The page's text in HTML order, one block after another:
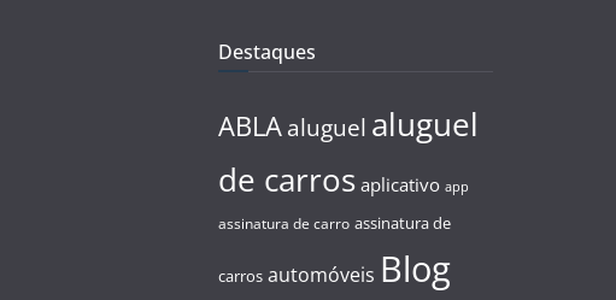
Destaques
ABLA aluguel aluguel
de carros aplicativo app
assinatura de carro assinatura de
carros automóveis Blog